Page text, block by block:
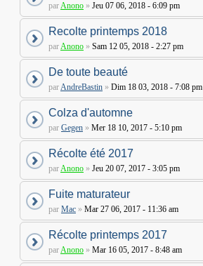
parAnono » Jeu 07 06, 2018 - 6:09 pm
Recolte printemps 2018
parAnono » Sam 12 05, 2018 - 2:27 pm
De toute beauté
parAndreBastin » Dim 18 03, 2018 - 7:08 pm
Colza d'automne
par Gegen » Mer 18 10, 2017 - 5:10 pm
Récolte été 2017
parAnono » Jeu 20 07, 2017 - 3:05 pm
Fuite maturateur
par Mac » Mar 27 06, 2017 - 11:36 am
Récolte printemps 2017
parAnono » Mar 16 05, 2017 - 8:48 am